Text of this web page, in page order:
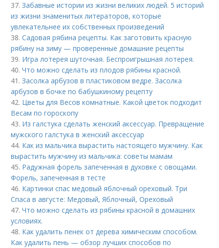
37.Забавные истории из жизни великих людей. 5 историй
из жизни знаменитых литераторов, которые
увлекательнее их собственных произведений
38.Садовая рябина рецепты. Как заготовить красную
рябину на зиму — проверенные домашние рецепты
39. Игра лотерея шуточная. Беспроигрышная лотерея.
40.Что можно сделать из плодов рябины красной.
41.Засолка арбузов в пластиковом ведре. Засолка
арбузов в бочке по бабушкиному рецепту
42. Цветы для Весов комнатные. Какой цветок подходит
Весам по гороскопу
43. Из галстука сделать женский аксессуар. Превращение
мужского галстука в женский аксессуар
44. Как из мальчика вырастить настоящего мужчину. Как
вырастить мужчину из мальчика: советы мамам
45. Радужная форель запеченная в духовке с овощами.
Форель, запеченная в тесте
46. Картинки спас медовый яблочный ореховый. Три
Спаса в августе: Медовый, Яблочный, Ореховый
47.Что можно сделать из рябины красной в домашних
условиях.
48. Как удалить пенек от дерева химическим способом.
Как удалить пень — обзор лучших способов по